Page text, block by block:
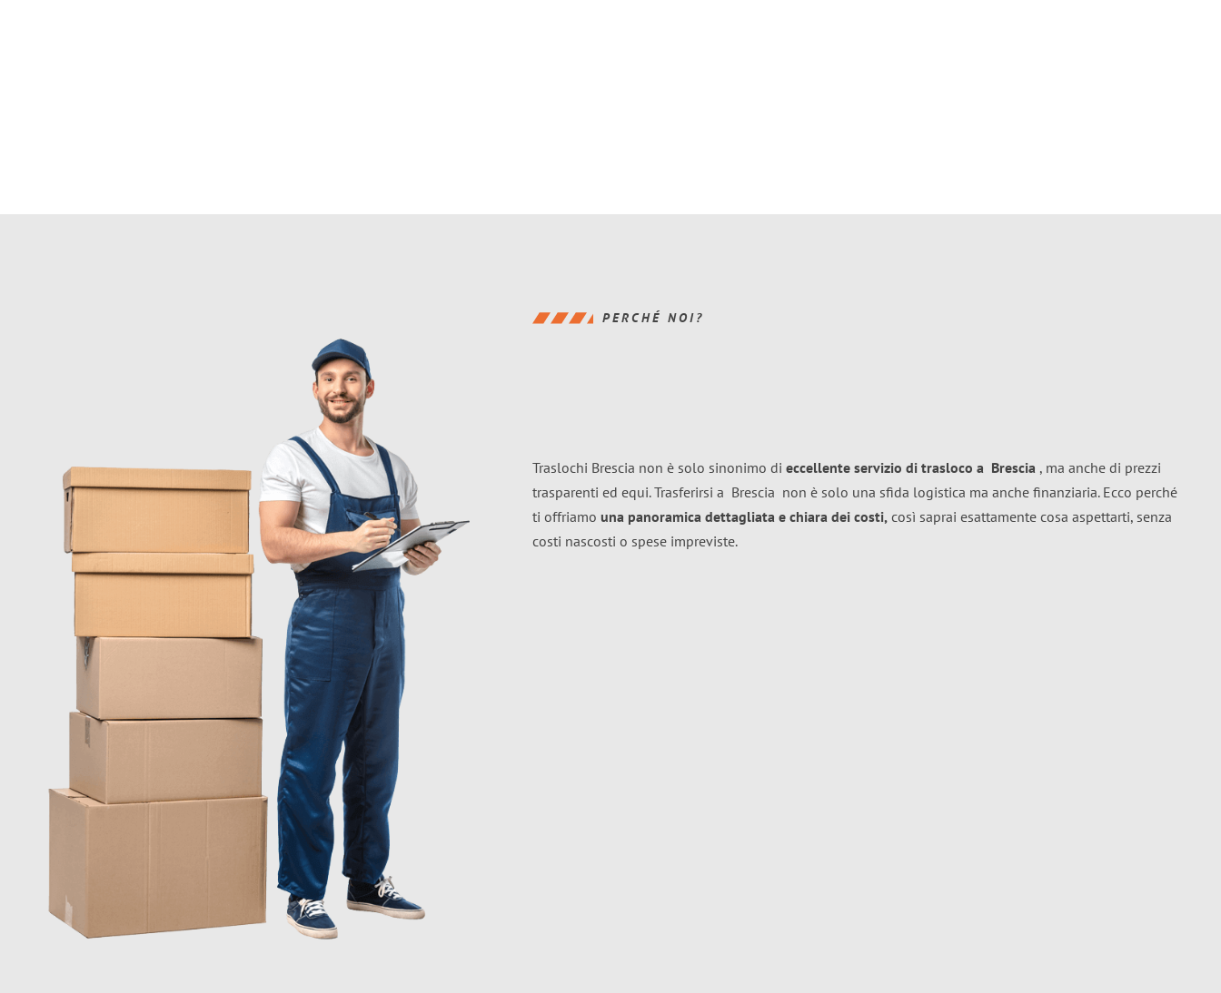
PERCHÉ NOI?
Traslochi Brescia non è solo sinonimo di eccellente servizio di trasloco a Brescia , ma anche di prezzi
trasparenti ed equi. Trasferirsi a Brescia non è solo una sfida logistica ma anche finanziaria. Ecco perché
ti offriamo una panoramica dettagliata e chiara dei costi, così saprai esattamente cosa aspettarti, senza
costi nascosti o spese impreviste.